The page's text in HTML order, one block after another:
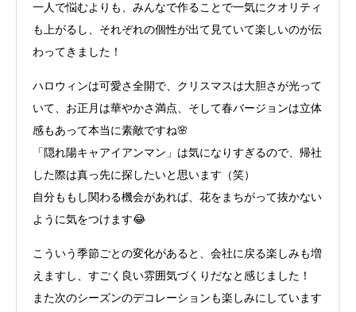
一人で悩むよりも、みんなで作ることで一気にクオリティ
も上がるし、それぞれの個性が出て見ていて楽しいのが伝
わってきました！
ハロウィンは可愛さ全開で、クリスマスは大胆さが光って
いて、お正月は華やかさ満点、そして春バージョンは立体
感もあって本当に素敵ですね🌸
「隠れ陽キャアイアンマン」は気になりすぎるので、帰社
した際は真っ先に探したいと思います（笑）
自分ももし関わる機会があれば、花をまちがって抜かない
ように気をつけます😂
こういう季節ごとの変化があると、会社に戻る楽しみも増
えますし、すごく良い雰囲気づくりだなと感じました！
また次のシーズンのデコレーションも楽しみにしています